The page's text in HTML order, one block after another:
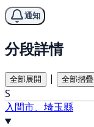
通知
分段詳情
全部展開 | 全部摺疊
S
入間市、埼玉縣